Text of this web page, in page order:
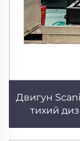
Двигун
тихий